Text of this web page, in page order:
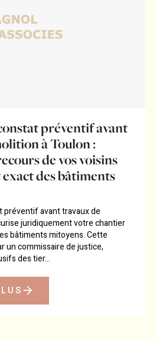
préventif avant
à Toulon :
de vos voisins
des bâtiments
préventif avant travaux de
juridiquement votre chantier
bâtiments mitoyens. Cette
un commissaire de justice,
des tier...